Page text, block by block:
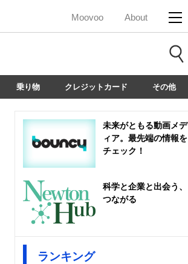
Moovoo About
乗り物 クレジットカード その他
未来がともる動画メデ
ィア。最先端の情報を
チェック！
科学と企業と出会う、
つながる
ランキング